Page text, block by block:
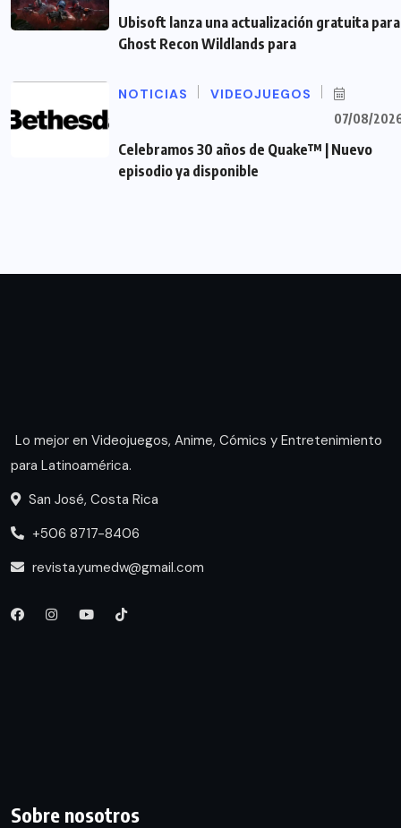
Ubisoft lanza una actualización gratuita para
Ghost Recon Wildlands para
NOTICIAS VIDEOJUEGOS
07/08/
Celebramos 30 años de Quake™ | Nuevo
episodio ya disponible
Lo mejor en Videojuegos, Anime, Cómics y Entretenimiento
para Latinoamérica.
San José, Costa Rica
+506 8717-8406
revista.yumedw@gmail.com
Sobre nosotros